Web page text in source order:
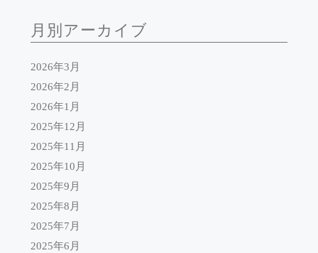
月別アーカイブ
2026年3月
2026年2月
2026年1月
2025年12月
2025年11月
2025年10月
2025年9月
2025年8月
2025年7月
2025年6月